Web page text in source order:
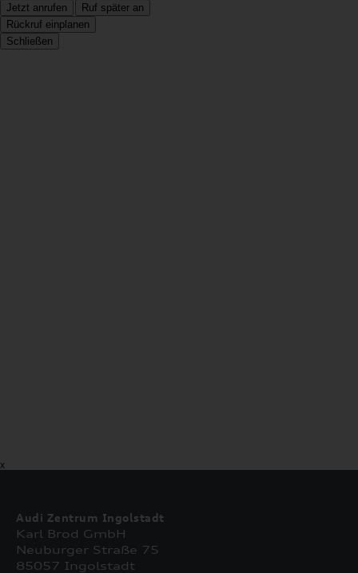
Jetzt anrufen
Ruf später an
Rückruf einplanen
Schließen
X
Audi Zentrum Ingolstadt
Karl Brod GmbH
Neuburger Straße 75
85057 Ingolstadt